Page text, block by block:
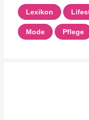
Lexikon
Mode Pflege